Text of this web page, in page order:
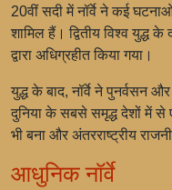
20वीं सदी में नॉर्वे ने कई
शामिल हैं। द्वितीय विश्व युद्ध
द्वारा अधिग्रहीत किया गया।
युद्ध के बाद, नॉर्वे ने पुनर्वसन
दुनिया के सबसे समृद्ध देशों में से
भी बना और अंतरराष्ट्रीय
आधुनिक नॉर्वे